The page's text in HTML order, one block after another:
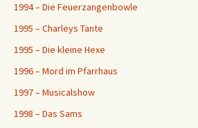
1994 – Die Feuerzangenbowle
1995 – Charleys Tante
1995 – Die kleine Hexe
1996 – Mord im Pfarrhaus
1997 – Musicalshow
1998 – Das Sams